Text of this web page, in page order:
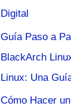
Digital
Guía Paso a
BlackArch
Linux: Una
Cómo Hacer